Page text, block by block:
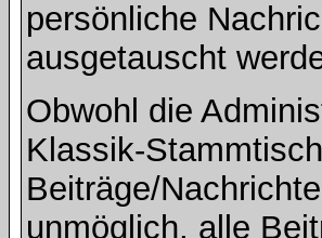
persönliche
ausgetauscht
Obwohl die
Klassik-
Beiträge/
unmöglich, alle